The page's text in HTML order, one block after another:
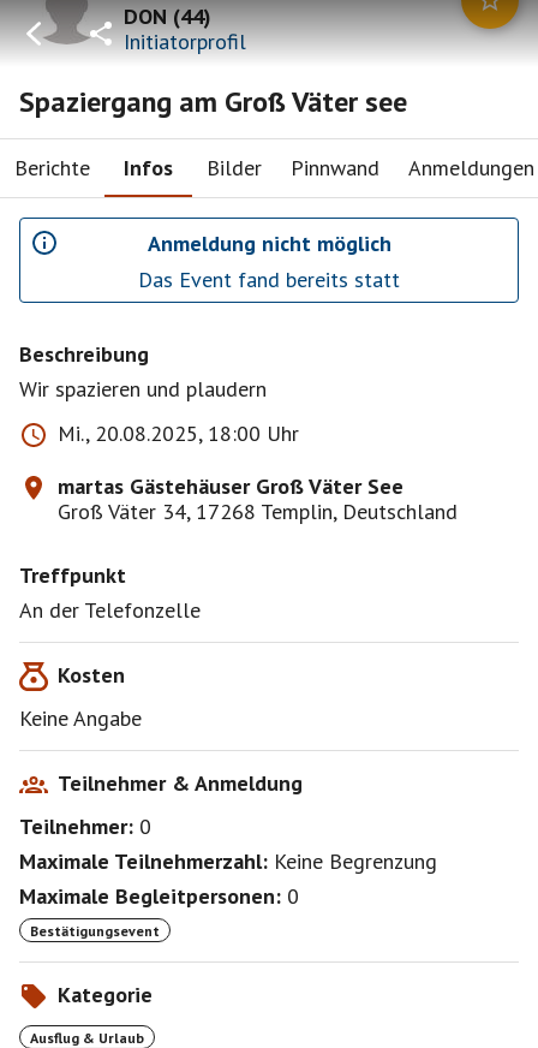
DON(44)
Initiatorprofil
Spaziergang am Groß Väter see
Berichte Infos Bilder Pinnwand Anmeldungen
Anmeldung nicht möglich
Das Event fand bereits statt
Beschreibung
Wir spazieren und plaudern
Mi., 20.08.2025, 18:00 Uhr
martas Gästehäuser Groß Väter See
Groß Väter 34, 17268 Templin, Deutschland
Treffpunkt
An der Telefonzelle
Kosten
Keine Angabe
Teilnehmer & Anmeldung
Teilnehmer: 0
Maximale Teilnehmerzahl: Keine Begrenzung
Maximale Begleitpersonen: 0
Bestätigungsevent
Kategorie
Ausflug & Urlaub